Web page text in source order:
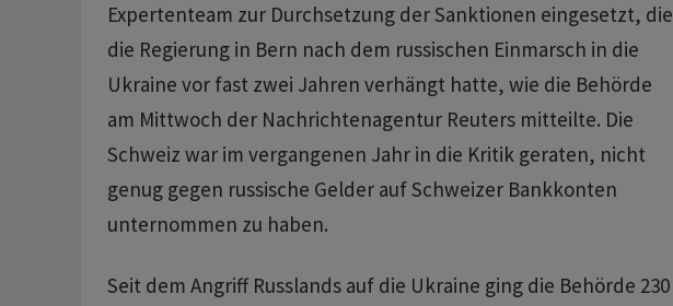
Expertenteam zur Durchsetzung der Sanktionen eingesetzt, die
die Regierung in Bern nach dem russischen Einmarsch in die
Ukraine vor fast zwei Jahren verhängt hatte, wie die Behörde
am Mittwoch der Nachrichtenagentur Reuters mitteilte. Die
Schweiz war im vergangenen Jahr in die Kritik geraten, nicht
genug gegen russische Gelder auf Schweizer Bankkonten
unternommen zu haben.
Seit dem Angriff Russlands auf die Ukraine ging die Behörde 230